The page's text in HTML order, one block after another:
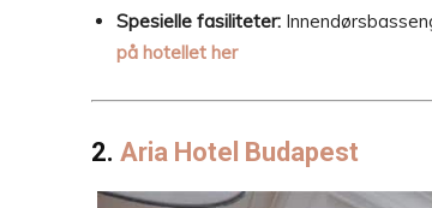
Spesielle fasiliteter:
på hotellet her
2. Aria Hotel Budapest